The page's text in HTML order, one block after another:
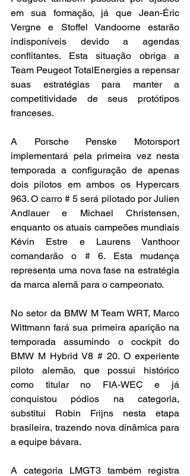
em sua formação, já que Jean-Éric
Vergne e Stoffel Vandoorne estarão
indisponíveis devido a agendas
conflitantes. Esta situação obriga a
Team Peugeot TotalEnergies a repensar
suas estratégias para manter a
competitividade de seus protótipos
franceses.
A Porsche Penske Motorsport
implementará pela primeira vez nesta
temporada a configuração de apenas
dois pilotos em ambos os Hypercars
963. O carro # 5 será pilotado por Julien
Andlauer e Michael Christensen,
enquanto os atuais campeões mundiais
Kévin Estre e Laurens Vanthoor
comandarão o # 6. Esta mudança
representa uma nova fase na estratégia
da marca alemã para o campeonato.
No setor da BMW M Team WRT, Marco
Wittmann fará sua primeira aparição na
temporada assumindo o cockpit do
BMW M Hybrid V8 # 20. O experiente
piloto alemão, que possui histórico
como titular no FIA-WEC e já
conquistou pódios na categoria,
substitui Robin Frijns nesta etapa
brasileira, trazendo nova dinâmica para
a equipe bávara.
A categoria LMGT3 também registra